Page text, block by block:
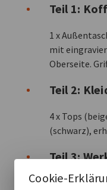
Teil 1:
1 x
mit
Oberseite.
Teil 2:
4 x Tops
(schwarz),
Teil 3:
3:1
Cookie-